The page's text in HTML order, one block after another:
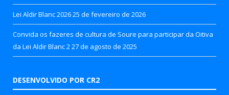
Lei Aldir Blanc 202625 de fevereiro de 2026
Convida os fazeres de cultura de Soure para participar da Oitiva
da Lei Aldir Blanc 227 de agosto de 2025
DESENVOLVIDO POR CR2